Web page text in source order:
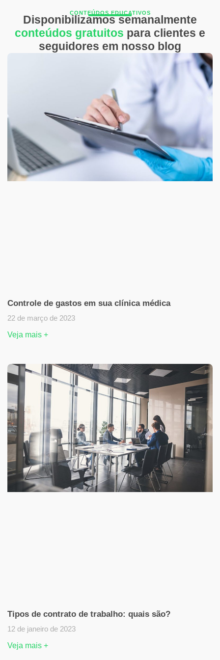
CONTEÚDOS EDUCATIVOS
Disponibilizamos semanalmente
conteúdos gratuitos para clientes e
seguidores em nosso blog
Controle de gastos em sua clínica médica
22 de março de 2023
Veja mais +
Tipos de contrato de trabalho: quais são?
12 de janeiro de 2023
Veja mais +